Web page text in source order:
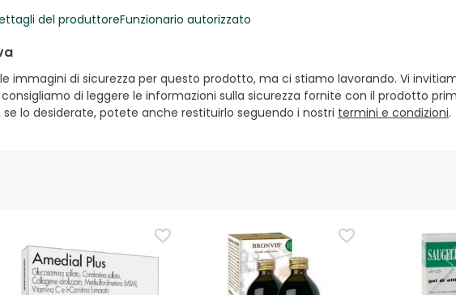
del produttoreFunzionario autorizzato
immagini di sicurezza per questo prodotto, ma ci stiamo lavorando. Vi
di leggere le informazioni sulla sicurezza fornite con il prodotto
lo desiderate, potete anche restituirlo seguendo i nostri termini e condizioni.